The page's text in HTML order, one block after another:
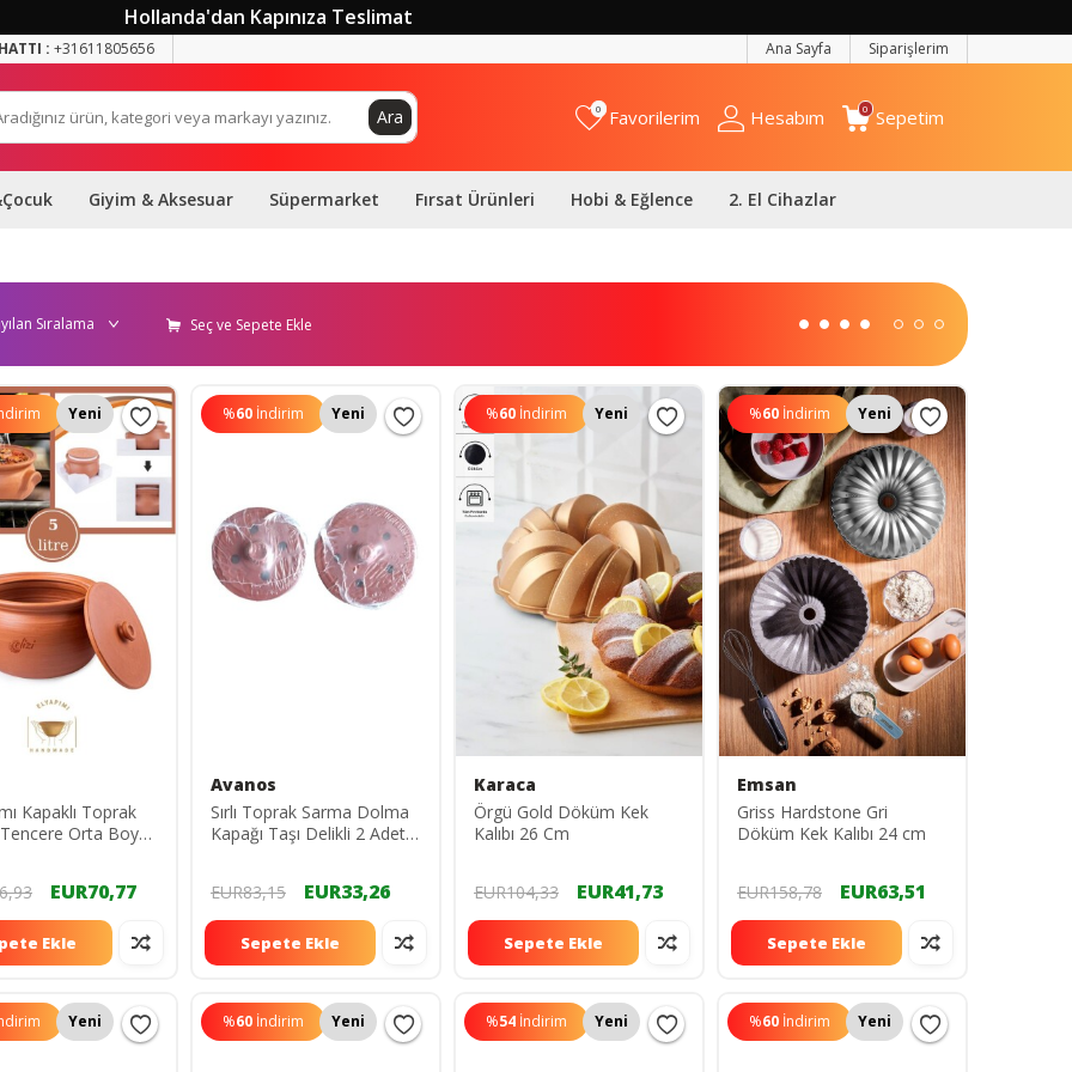
Hollanda'dan Kapınıza Teslimat
: +31611805656 Ana Sayfa Siparişlerim
Ara 0 Favorilerim Hesabım 0 Sepetim
Giyim & Aksesuar Süpermarket Fırsat Ürünleri Hobi & Eğlence 2. El Cihazlar
Seç ve Sepete Ekle
Yeni
Kapaklı Toprak
Orta Boy
EUR70,77
Ekle
%60 İndirim Yeni
Avanos
Sırlı Toprak Sarma Dolma
Kapağı Taşı Delikli 2 Adet
EUR83,15
EUR33,26
Sepete Ekle
%60 İndirim Yeni
Karaca
Örgü Gold Döküm Kek
Kalıbı 26 Cm
EUR104,33 EUR41,73
Sepete Ekle
%60 İndirim Yeni
Emsan
Griss Hardstone Gri
Döküm Kek Kalıbı 24 cm
EUR158,78 EUR63,51
Sepete Ekle
Yeni %60 İndirim Yeni %54 İndirim Yeni %60 İndirim Yeni